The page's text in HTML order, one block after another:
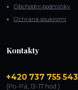
Obchodní podmínky
Ochrana soukromí
Kontakty
+420 737 755 543
(Po-Pá, 13-17 hod.)